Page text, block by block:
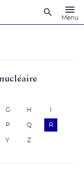
Menu
G H
P Q R
Y Z